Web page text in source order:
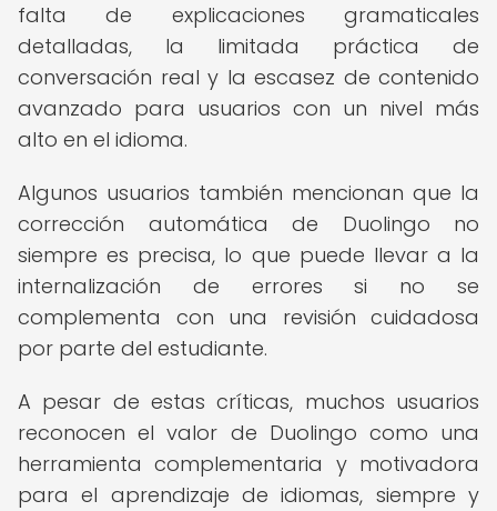
falta de explicaciones gramaticales
detalladas, la limitada práctica de
conversación real y la escasez de contenido
avanzado para usuarios con un nivel más
alto en el idioma.
Algunos usuarios también mencionan que la
corrección automática de Duolingo no
siempre es precisa, lo que puede llevar a la
internalización de errores si no se
complementa con una revisión cuidadosa
por parte del estudiante.
A pesar de estas críticas, muchos usuarios
reconocen el valor de Duolingo como una
herramienta complementaria y motivadora
para el aprendizaje de idiomas, siempre y